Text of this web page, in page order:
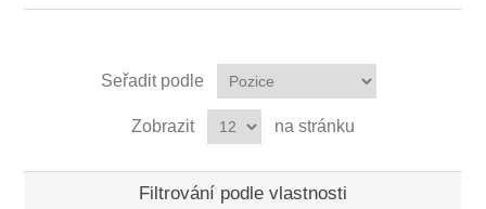
Seřadit podle
Zobrazit na stránku
Filtrování podle vlastnosti